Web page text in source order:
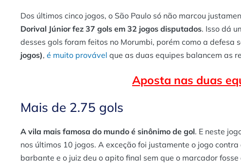
Dos últimos cinco jogos, o São Paulo só não marcou
Dorival Júnior fez 37 gols em 32 jogos disputados. Isso dá
desses gols foram feitos no Morumbi, porém como a defesa
jogos), é muito provável que as duas equipes balancem as
Aposta nas duas
Mais de 2.75 gols
A vila mais famosa do mundo é sinônimo de gol. E neste
nos últimos 10 jogos. A exceção foi justamente o jogo
barbante e o juiz deu o apito final sem que o marcador fosse